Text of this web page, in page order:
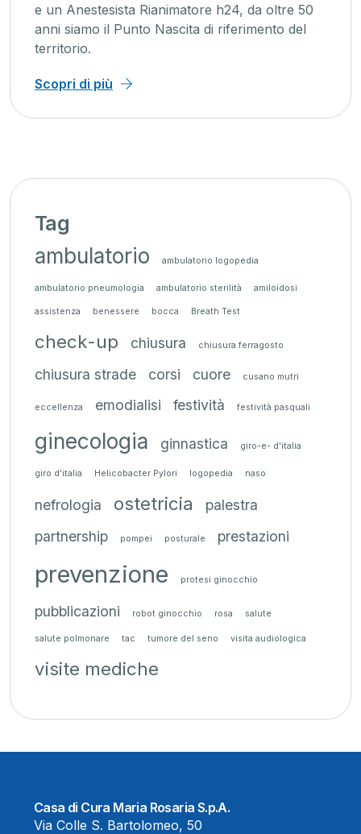
e un Anestesista Rianimatore h24, da oltre 50
anni siamo il Punto Nascita di riferimento del
territorio.
Scopri di più
Tag
ambulatorio ambulatorio logopedia
ambulatorio pneumologia ambulatorio sterilità amiloidosi
assistenza benessere bocca Breath Test
check-up chiusura chiusura ferragosto
chiusura strade corsi cuore cusano mutri
eccellenza emodialisi festività festività pasquali
ginecologia ginnastica giro-e- d'italia
giro d'italia Helicobacter Pylori logopedia naso
nefrologia ostetricia
palestra
partnership
pompei posturale prestazioni
prevenzione protesi ginocchio
pubblicazioni robot ginocchio rosa salute
salute polmonare tac tumore del seno visita audiologica
visite mediche
Casa di Cura Maria Rosaria S.p.A.
Via Colle S. Bartolomeo, 50